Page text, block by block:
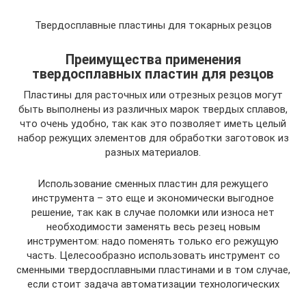
Твердосплавные пластины для токарных резцов
Преимущества применения
твердосплавных пластин для резцов
Пластины для расточных или отрезных резцов могут
быть выполнены из различных марок твердых сплавов,
что очень удобно, так как это позволяет иметь целый
набор режущих элементов для обработки заготовок из
разных материалов.
Использование сменных пластин для режущего
инструмента – это еще и экономически выгодное
решение, так как в случае поломки или износа нет
необходимости заменять весь резец новым
инструментом: надо поменять только его режущую
часть. Целесообразно использовать инструмент со
сменными твердосплавными пластинами и в том случае,
если стоит задача автоматизации технологических